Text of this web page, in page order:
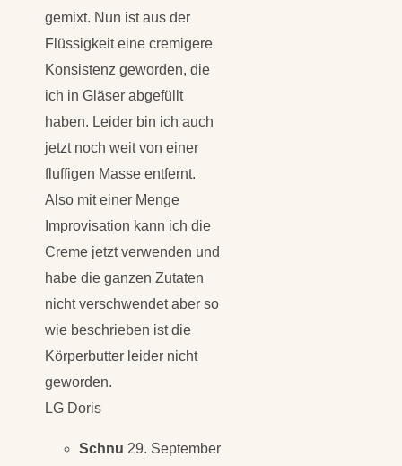
gemixt. Nun ist aus der
Flüssigkeit eine cremigere
Konsistenz geworden, die
ich in Gläser abgefüllt
haben. Leider bin ich auch
jetzt noch weit von einer
fluffigen Masse entfernt.
Also mit einer Menge
Improvisation kann ich die
Creme jetzt verwenden und
habe die ganzen Zutaten
nicht verschwendet aber so
wie beschrieben ist die
Körperbutter leider nicht
geworden.
LG Doris
Schnu 29. September